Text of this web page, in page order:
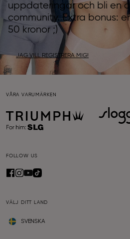
uppdateringar och bli en
community. Extra bonus:
50 kronor ;)
JAG VILL REGISTRERA MIG!
VÅRA VARUMÄRKEN
FOLLOW US
VÄLJ DITT LAND
SVENSKA